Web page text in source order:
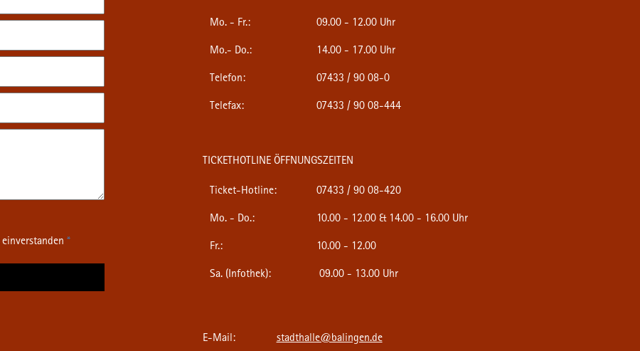
*
Mo. - Fr.: 09.00 - 12.00 Uhr
Mo.- Do.: 14.00 - 17.00 Uhr
Telefon: 07433 / 90 08-0
Telefax: 07433 / 90 08-444
TICKETHOTLINE ÖFFNUNGSZEITEN
Ticket-Hotline: 07433 / 90 08-420
Mo. - Do.: 10.00 - 12.00 & 14.00 - 16.00 Uhr
Fr.: 10.00 - 12.00
Sa. (Infothek): 09.00 - 13.00 Uhr
E-Mail: stadthalle@balingen.de